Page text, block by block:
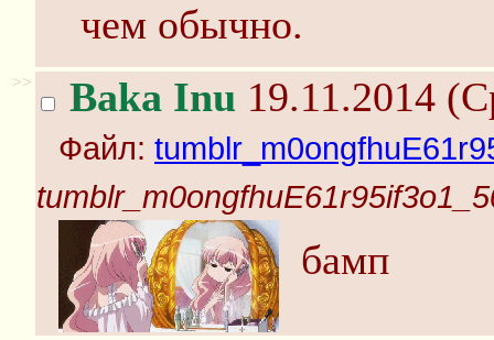
чем обычно.
>> Baka Inu 19.11.2014
Файл:
бамп